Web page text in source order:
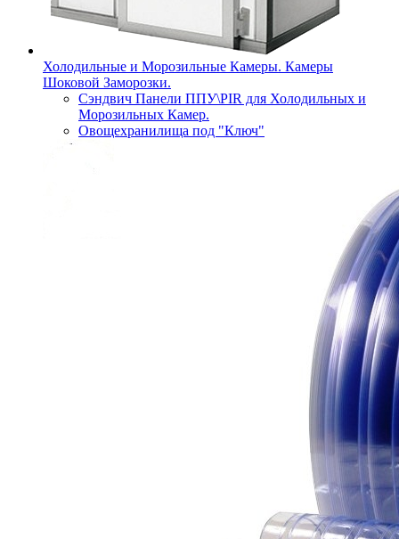
Холодильные и Морозильные Камеры. Камеры
Шоковой Заморозки.
Сэндвич Панели ППУ\PIR для Холодильных и
Морозильных Камер.
Овощехранилища под "Ключ"